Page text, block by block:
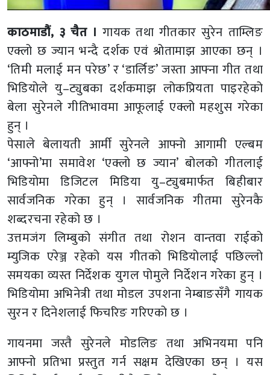
काठमाडौं, ३ चैत । गायक तथा गीतकार सुरेन ताम्लिङ
एक्लो छ ज्यान भन्दै दर्शक एवं श्रोतामाझ आएका छन् ।
‘तिमी मलाई मन परेछ’ र ‘डार्लिङ’ जस्ता आफ्ना गीत तथा
भिडियोले यु–ट्युबका दर्शकमाझ लोकप्रियता पाइरहेको
बेला सुरेनले गीतिभावमा आफूलाई एक्लो महशुस गरेका
हुन् ।
पेसाले बेलायती आर्मी सुरेनले आफ्नो आगामी एल्बम
‘आफ्नो’मा समावेश ‘एक्लो छ ज्यान’ बोलको गीतलाई
भिडियोमा डिजिटल मिडिया यु–ट्युबमार्फत बिहीबार
सार्वजनिक गरेका हुन् । सार्वजनिक गीतमा सुरेनकै
शब्दरचना रहेको छ ।
उत्तमजंग लिम्बुको संगीत तथा रोशन वान्तवा राईको
म्युजिक एरेञ्ज रहेको यस गीतको भिडियोलाई पछिल्लो
समयका व्यस्त निर्देशक युगल पोमुले निर्देशन गरेका हुन् ।
भिडियोमा अभिनेत्री तथा मोडल उपशना नेम्बाङसँगै गायक
सुरन र दिनेशलाई फिचरिङ गरिएको छ ।
गायनमा जस्तै सुरेनले मोडलिङ तथा अभिनयमा पनि
आफ्नो प्रतिभा प्रस्तुत गर्न सक्षम देखिएका छन् । यस